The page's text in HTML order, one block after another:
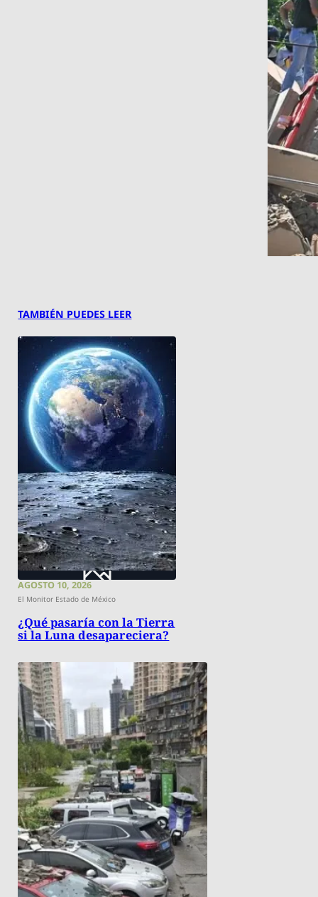
TAMBIÉN PUEDES LEER
AGOSTO 10, 2026
El Monitor Estado de México
¿Qué pasaría con la Tierra
si la Luna desapareciera?